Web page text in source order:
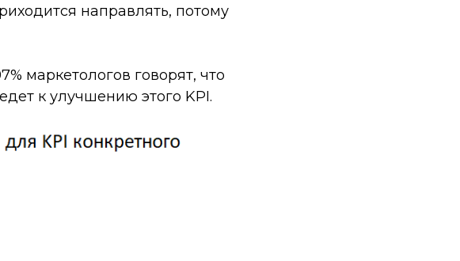
направлять, потому
маркетологов говорят, что
к улучшению этого KPI.